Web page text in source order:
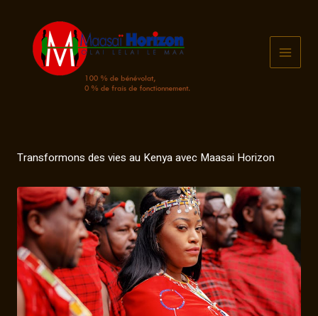
contenu
Transformons des vies au Kenya avec Maasai Horizon